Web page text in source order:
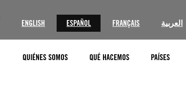
ENGLISH ESPAÑOL FRANÇAIS العربية
QUIÉNES SOMOS QUÉ HACEMOS PAÍSES